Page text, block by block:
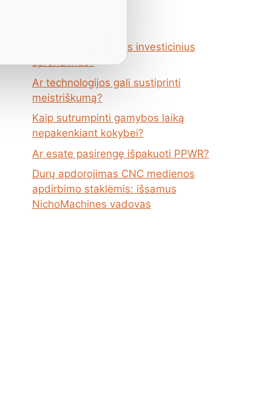
Kaip priimti teisingus investicinius
sprendimus?
Ar technologijos gali sustiprinti
meistriškumą?
Kaip sutrumpinti gamybos laiką
nepakenkiant kokybei?
Ar esate pasirengę išpakuoti PPWR?
Durų apdorojimas CNC medienos
apdirbimo staklėmis: išsamus
NichoMachines vadovas